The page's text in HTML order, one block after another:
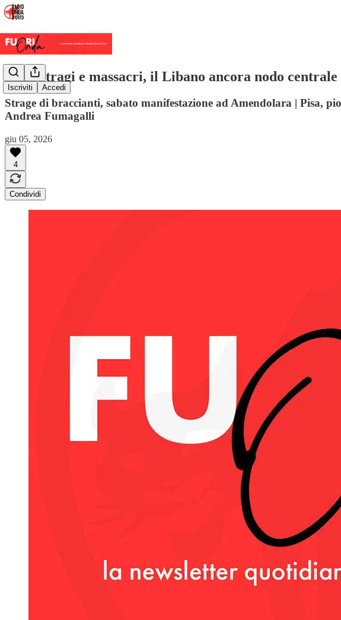
Iscriviti Accedi
Altre stragi e massacri, il Libano ancora nodo
Strage di braccianti, sabato manifestazione ad Amendolara | Pisa,
Andrea Fumagalli
giu 05, 2026
4
Condividi